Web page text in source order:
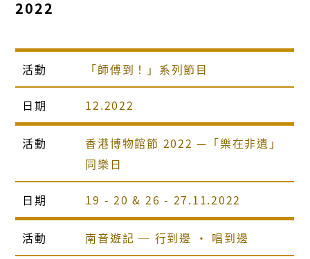
2022
活動 「師傅到！」系列節目
日期 12.2022
活動
香港博物館節 2022 —「樂在非遺」
同樂日
日期 19 - 20 & 26 - 27.11.2022
活動 南音遊記 ─ 行到邊 ‧ 唱到邊